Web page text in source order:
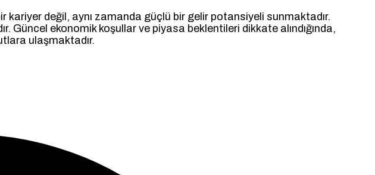
kariyer değil, aynı zamanda güçlü bir gelir potansiyeli sunmaktadır.
Güncel ekonomik koşullar ve piyasa beklentileri dikkate alındığında,
ulaşmaktadır.